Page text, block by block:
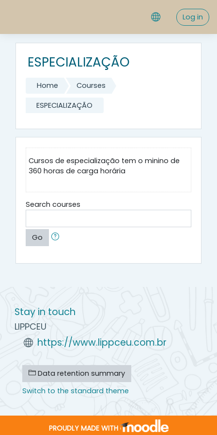
Log in
ESPECIALIZAÇÃO
Home Courses
ESPECIALIZAÇÃO
Cursos de especialização tem o minino de
360 horas de carga horária
Search courses
Go
Stay in touch
LIPPCEU
https://www.lippceu.com.br
Data retention summary
Switch to the standard theme
PROUDLY MADE WITH